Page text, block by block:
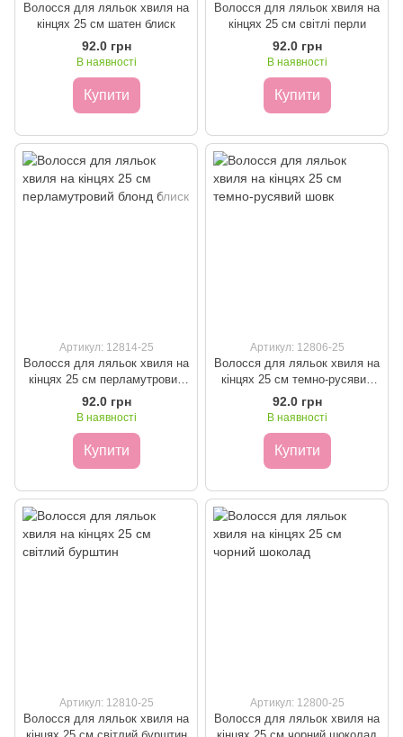
Волосся для ляльок хвиля на
кінцях 25 см шатен блиск
92.0 грн
В наявності
Купити
Волосся для ляльок хвиля на
кінцях 25 см світлі перли
92.0 грн
В наявності
Купити
Артикул: 12814-25
Волосся для ляльок хвиля на
кінцях 25 см перламутровий
блонд блиск
92.0 грн
В наявності
Купити
Артикул: 12806-25
Волосся для ляльок хвиля на
кінцях 25 см темно-русявий
шовк
92.0 грн
В наявності
Купити
Артикул: 12810-25
Волосся для ляльок хвиля на
Артикул: 12800-25
Волосся для ляльок хвиля на